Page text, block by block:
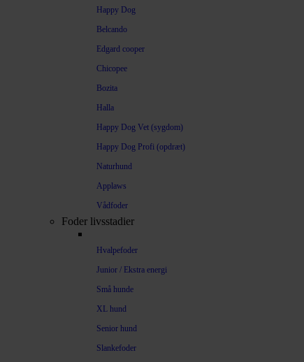
Happy Dog
Belcando
Edgard cooper
Chicopee
Bozita
Halla
Happy Dog Vet (sygdom)
Happy Dog Profi (opdræt)
Naturhund
Applaws
Vådfoder
Foder livsstadier
Hvalpefoder
Junior / Ekstra energi
Små hunde
XL hund
Senior hund
Slankefoder